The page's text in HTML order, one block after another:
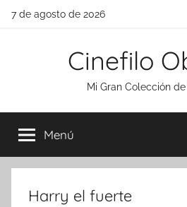
Saltar
7 de agosto de 2026
Cinefilo
Mi Gran Colección
Menú
Harry el fuerte